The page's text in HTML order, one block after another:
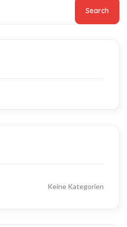
Search
Keine Kategorien